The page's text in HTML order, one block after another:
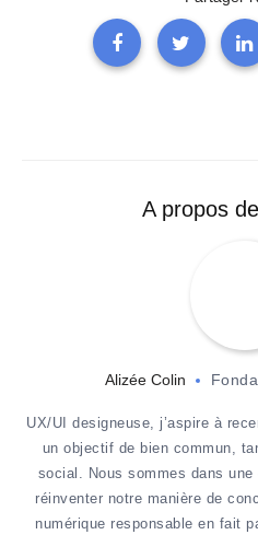
A propos
Alizée Colin
UX/UI designeuse, j’aspire à
un objectif de bien commun,
social. Nous sommes dans
réinventer notre manière de
numérique responsable en fait